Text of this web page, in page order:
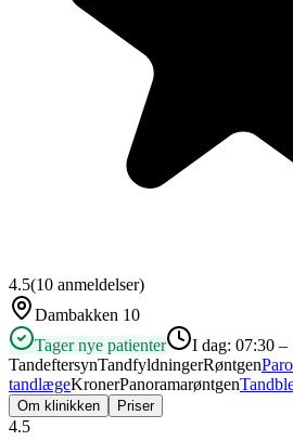
4.5(10 anmeldelser)
Dambakken 10
Tager nye patienter
I dag: 07:30 –
TandeftersynTandfyldningerRøntgen
tandlægeKronerPanoramarøntgen
Om klinikken Priser
4.5